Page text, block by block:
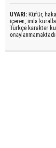
UYARI: Küfür,
içeren, imla
Türkçe karakter